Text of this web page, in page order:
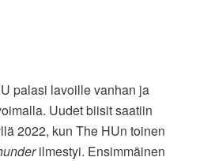
palasi lavoille vanhan ja
Uudet biisit saatiin
2022, kun The HUn toinen
ilmestyi. Ensimmäinen